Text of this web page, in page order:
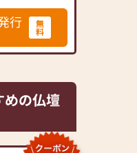
行 無
料
めの仏壇